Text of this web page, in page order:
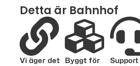
Detta är Bahnhof
Vi äger det
Byggt för
Support